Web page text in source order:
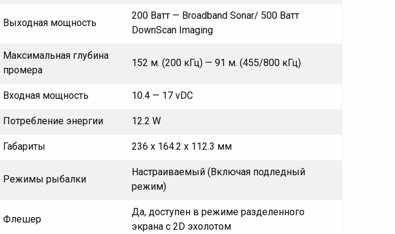
Выходная мощность
200 Ватт — Broadband Sonar/ 500 Ватт
DownScan Imaging
Максимальная глубина
промера
152 м. (200 кГц) — 91 м. (455/800 кГц)
Входная мощность 10.4 — 17 vDC
Потребление энергии 12.2 W
Габариты 236 x 164.2 x 112.3 мм
Режимы рыбалки
Настраиваемый (Включая подледный
режим)
Флешер
Да, доступен в режиме разделенного
экрана с 2D эхолотом